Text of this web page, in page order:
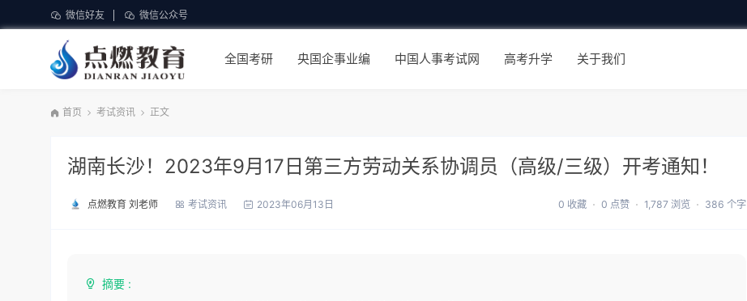
微信好友 微信公众号
全国考研 央国企事业编 中国人事考试网 高考升学 关于我们
首页 考试资讯 正文
湖南长沙！2023年9月17日第三方劳动关系协调员（高级/三级）开考通知！
点燃教育 刘老师 考试资讯 2023年06月13日 0 收藏 0 点赞 1,787 浏览 386 个字
摘要 :